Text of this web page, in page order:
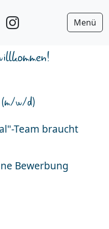
Menü
w/d)
Team braucht
Bewerbung